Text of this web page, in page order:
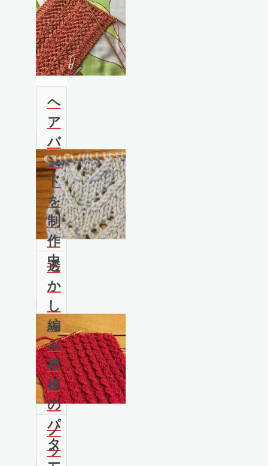
ヘ
ア
バ
ン
ド
を
制
作
中
透
か
し
編
み
模
様
の
パ
タ
ノ
ッ